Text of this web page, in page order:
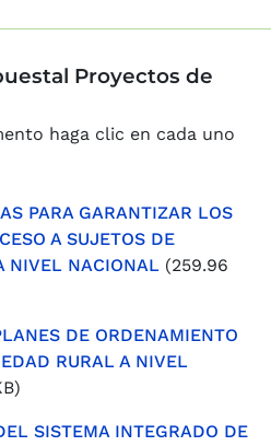
Proyectos de
haga clic en cada uno
PARA GARANTIZAR LOS
A SUJETOS DE
NIVEL NACIONAL (259.96
DE ORDENAMIENTO
RURAL A NIVEL
SISTEMA INTEGRADO DE